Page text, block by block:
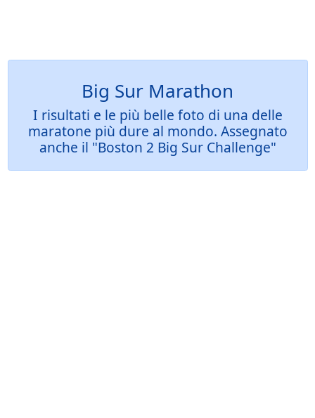
Big Sur Marathon
I risultati e le più belle foto di una delle
maratone più dure al mondo. Assegnato
anche il "Boston 2 Big Sur Challenge"